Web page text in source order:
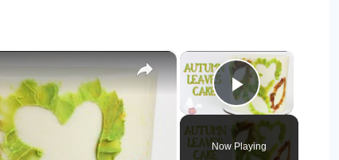
×
Play Video
Now Playing
×